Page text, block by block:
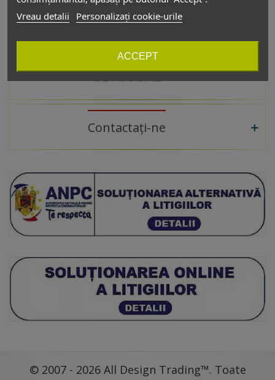
Vreau detalii
Personalizați cookie-urile
ACCEPT
Catalog
GET SOCIAL
Contactați-ne
© 2007 - 2026 All Design Trading™. Toate